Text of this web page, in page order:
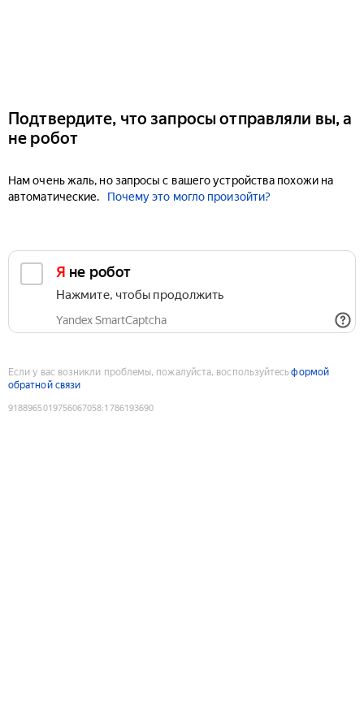
Подтвердите, что запросы отправляли вы, а
не робот
Нам очень жаль, но запросы с вашего устройства похожи на
автоматические.
Почему это могло произойти?
Я не робот
Нажмите, чтобы продолжить
Yandex SmartCaptcha
Если у вас возникли проблемы, пожалуйста, воспользуйтесьформой
обратной связи
9188965019756067058:1786193690